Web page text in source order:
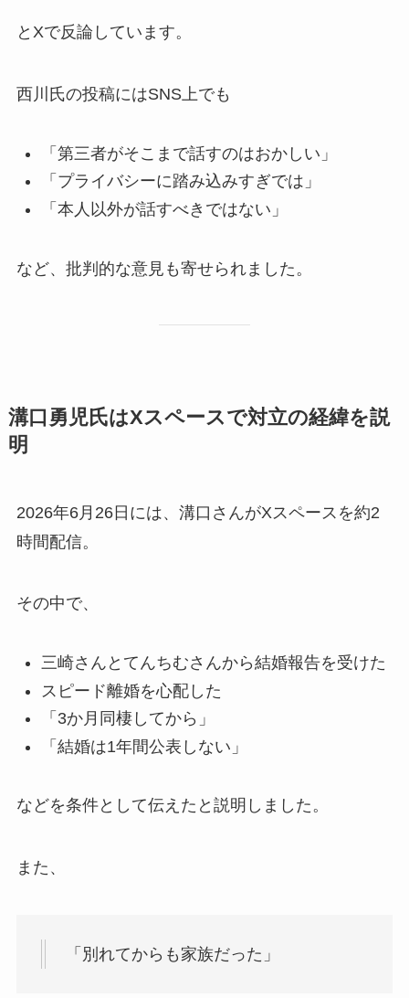
とXで反論しています。
西川氏の投稿にはSNS上でも
「第三者がそこまで話すのはおかしい」
「プライバシーに踏み込みすぎでは」
「本人以外が話すべきではない」
など、批判的な意見も寄せられました。
溝口勇児氏はXスペースで対立の経緯を説
明
2026年6月26日には、溝口さんがXスペースを約2
時間配信。
その中で、
三崎さんとてんちむさんから結婚報告を受けた
スピード離婚を心配した
「3か月同棲してから」
「結婚は1年間公表しない」
などを条件として伝えたと説明しました。
また、
「別れてからも家族だった」